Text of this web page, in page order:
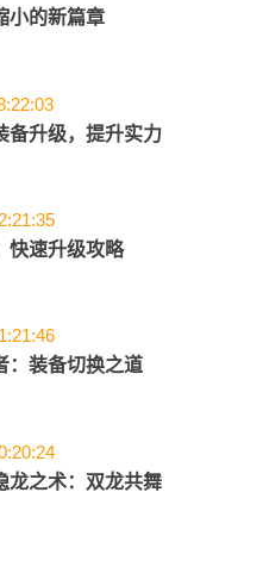
小的新篇章
备升级，提升实力
快速升级攻略
：装备切换之道
龙之术：双龙共舞